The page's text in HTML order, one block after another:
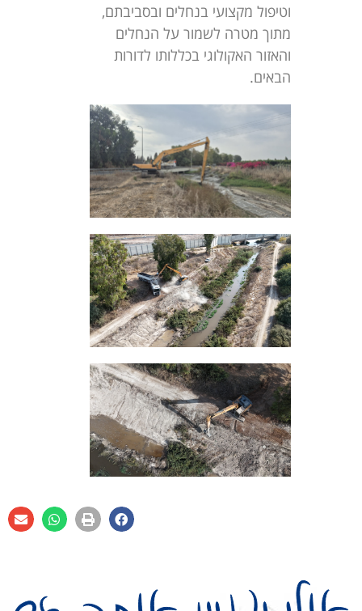
וטיפול מקצועי בנחלים ובסביבתם,
מתוך מטרה לשמור על הנחלים
והאזור האקולוגי בכללותו לדורות
הבאים.